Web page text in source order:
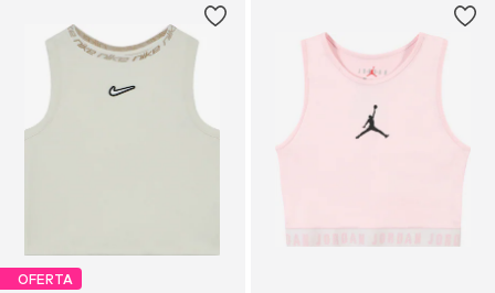
OFERTA